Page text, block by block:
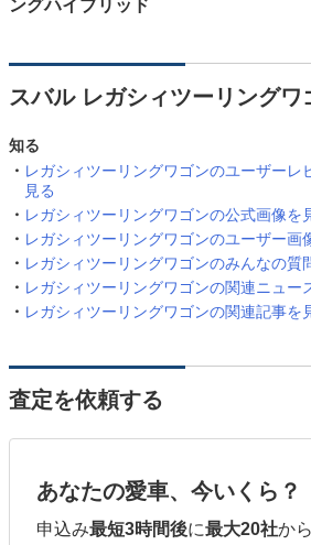
ングハイブリッド
スバル レガシィツーリングワ
知る
レガシィツーリングワゴンのユーザーレ
見る
レガシィツーリングワゴンの公式画像を
レガシィツーリングワゴンのユーザー画
レガシィツーリングワゴンのみんなの質
レガシィツーリングワゴンの関連ニュー
レガシィツーリングワゴンの関連記事を
査定を依頼する
あなたの愛車、今いくら？
申込み最短3時間後に最大20社から